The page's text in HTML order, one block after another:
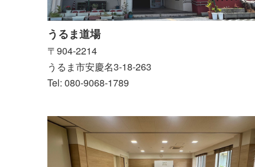
うるま道場
〒904-2214
うるま市安慶名3-18-263
Tel: 080-9068-1789